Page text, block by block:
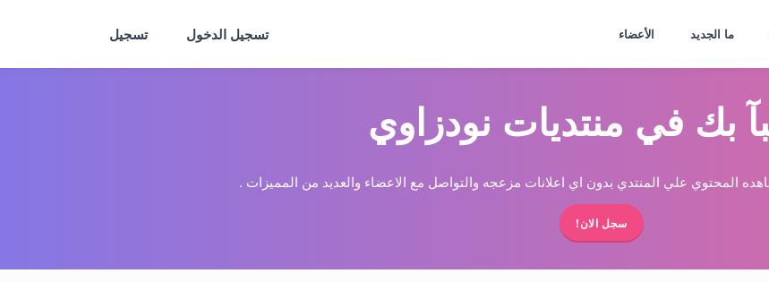
ما الجديد الأعضاء تسجيل الدخول تسجيل
بك في منتديات نودزاوي
المحتوي علي المنتدي بدون اي اعلانات مزعجه والتواصل مع الاعضاء والعديد من المميزات .
سجل الان!